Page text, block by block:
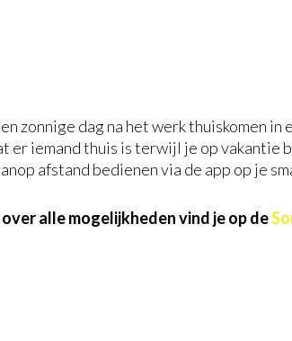
zonnige dag na het werk thuiskomen in
er iemand thuis is terwijl je op vakantie
afstand bedienen via de app op je
alle mogelijkheden vind je op de